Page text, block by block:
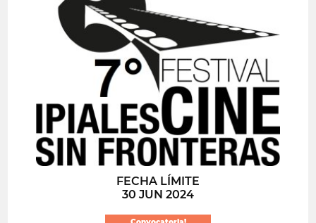
FECHA LÍMITE
30 JUN 2024